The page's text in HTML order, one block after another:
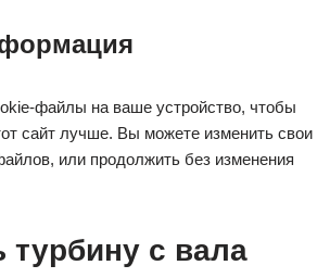
файлы на ваше устройство, чтобы
сайт лучше. Вы можете изменить свои
или продолжить без изменения
турбину с вала